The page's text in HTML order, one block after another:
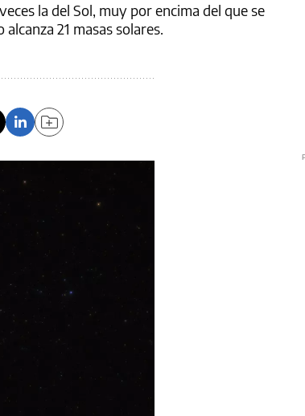
la del Sol, muy por encima del que se
21 masas solares.